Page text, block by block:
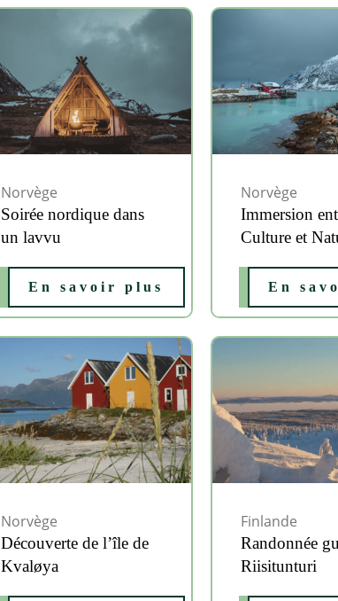
Norvège
Soirée nordique dans
un lavvu
En savoir plus
Norvège
Immersion
Culture et
En
Norvège
Découverte de l’île de
Kvaløya
Finlande
Randonnée
Riisitunturi